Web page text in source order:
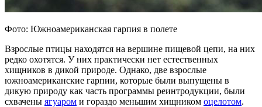
Фото: Южноамериканская гарпия в полете
Взрослые птицы находятся на вершине пищевой цепи, на них
редко охотятся. У них практически нет естественных
хищников в дикой природе. Однако, две взрослые
южноамериканские гарпии, которые были выпущены в
дикую природу как часть программы реинтродукции, были
схвачены ягуаром и гораздо меньшим хищником оцелотом.